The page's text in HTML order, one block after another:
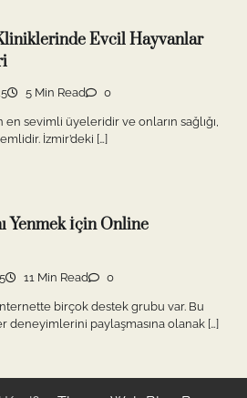
Evcil Hayvanlar
5 Min Read 0
sevimli üyeleridir ve onların sağlığı,
İzmir’deki […]
Yenmek İçin Online
11 Min Read 0
birçok destek grubu var. Bu
deneyimlerini paylaşmasına olanak […]